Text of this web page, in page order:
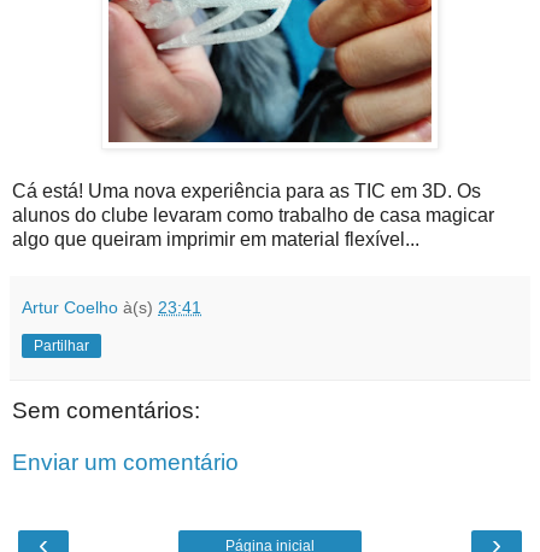
Cá está! Uma nova experiência para as TIC em 3D. Os
alunos do clube levaram como trabalho de casa magicar
algo que queiram imprimir em material flexível...
Artur Coelho à(s) 23:41
Partilhar
Sem comentários:
Enviar um comentário
‹ ›
Página inicial